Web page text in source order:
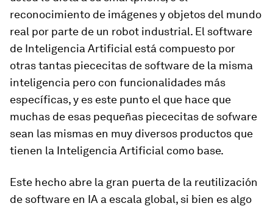
reconocimiento de imágenes y objetos del mundo
real por parte de un robot industrial. El software
de Inteligencia Artificial está compuesto por
otras tantas piececitas de software de la misma
inteligencia pero con funcionalidades más
específicas, y es este punto el que hace que
muchas de esas pequeñas piececitas de sofware
sean las mismas en muy diversos productos que
tienen la Inteligencia Artificial como base.
Este hecho abre la gran puerta de la reutilización
de software en IA a escala global, si bien es algo